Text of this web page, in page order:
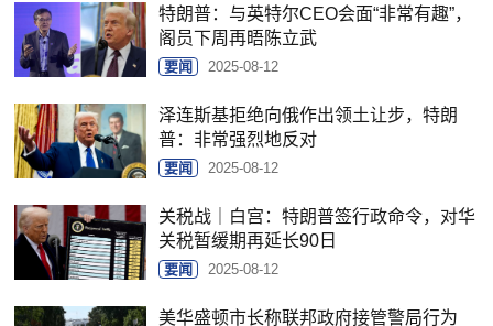
特朗普：与英特尔CEO会面“非常有趣”，
阁员下周再晤陈立武
要闻 2025-08-12
泽连斯基拒绝向俄作出领土让步，特朗
普：非常强烈地反对
要闻 2025-08-12
关税战｜白宫：特朗普签行政命令，对华
关税暂缓期再延长90日
要闻 2025-08-12
美华盛顿市长称联邦政府接管警局行为